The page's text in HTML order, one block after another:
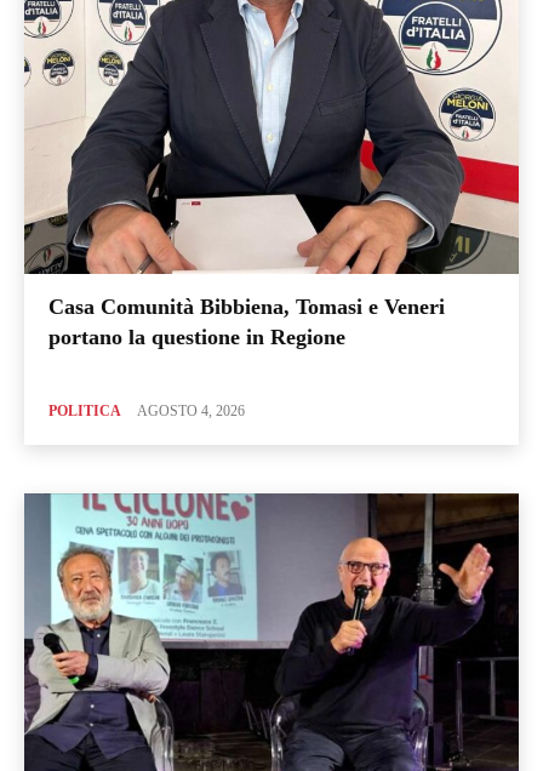
Casa Comunità Bibbiena, Tomasi e Veneri
portano la questione in Regione
POLITICA AGOSTO 4, 2026